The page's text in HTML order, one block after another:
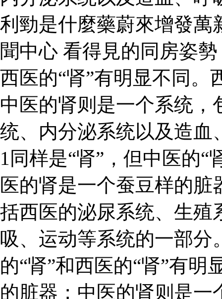
利勁是什麼藥蔚來增發萬
聞中心 看得見的同房姿
西医的“肾”有明显不同。
中医的肾则是一个系统
统、内分泌系统以及造血
1同样是“肾”，但中医的“
医的肾是一个蚕豆样的
括西医的泌尿系统、生殖
吸、运动等系统的一部分
的“肾”和西医的“肾”有
的脏器；中医的肾则是